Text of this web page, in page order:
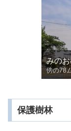
みの
傍の78
保護樹林